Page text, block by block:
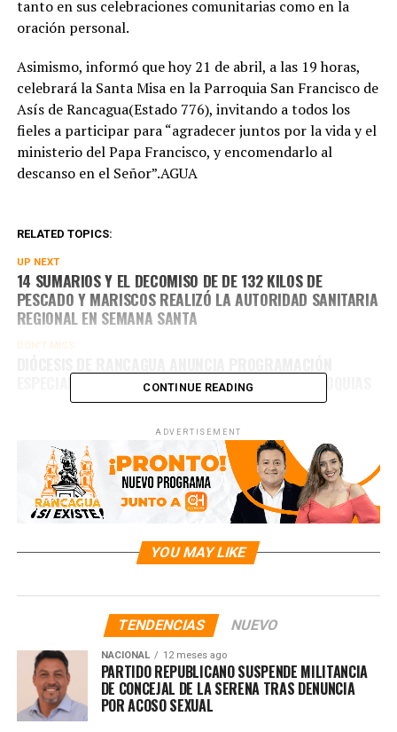
tanto en sus celebraciones comunitarias como en la
oración personal.
Asimismo, informó que hoy 21 de abril, a las 19 horas,
celebrará la Santa Misa en la Parroquia San Francisco de
Asís de Rancagua(Estado 776), invitando a todos los
fieles a participar para “agradecer juntos por la vida y el
ministerio del Papa Francisco, y encomendarlo al
descanso en el Señor”.AGUA
RELATED TOPICS:
UP NEXT
14 SUMARIOS Y EL DECOMISO DE DE 132 KILOS DE
PESCADO Y MARISCOS REALIZÓ LA AUTORIDAD SANITARIA
REGIONAL EN SEMANA SANTA
DON'T MISS
ESPECIAL DE SEMANA SANTA EN TODAS SUS PARROQUIAS
CONTINUE READING
ADVERTISEMENT
YOU MAY LIKE
TENDENCIAS NUEVO
NACIONAL 12 meses ago
PARTIDO REPUBLICANO SUSPENDE MILITANCIA
DE CONCEJAL DE LA SERENA TRAS DENUNCIA
POR ACOSO SEXUAL